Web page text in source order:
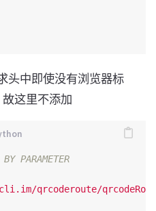
头中即使没有浏览器标
这里不添加
qrcoderoute/